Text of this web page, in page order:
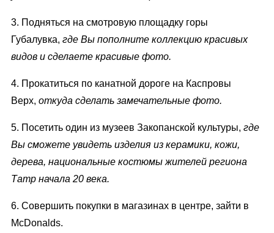
3. Подняться на смотровую площадку горы
Губалувка, где Вы пополните коллекцию красивых
видов и сделаете красивые фото.
4. Прокатиться по канатной дороге на Каспровы
Верх, откуда сделать замечательные фото.
5. Посетить один из музеев Закопанской культуры, где
Вы сможете увидеть изделия из керамики, кожи,
дерева, национальные костюмы жителей региона
Татр начала 20 века.
6. Совершить покупки в магазинах в центре, зайти в
McDonalds.